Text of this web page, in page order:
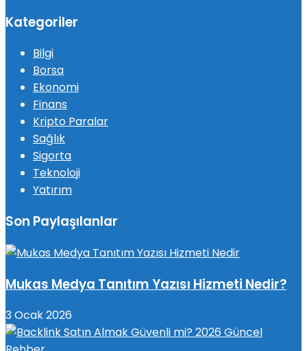
Kategoriler
Bilgi
Borsa
Ekonomi
Finans
Kripto Paralar
Sağlık
Sigorta
Teknoloji
Yatırım
Son Paylaşılanlar
Mukas Medya Tanıtım Yazısı Hizmeti Nedir?
3 Ocak 2026